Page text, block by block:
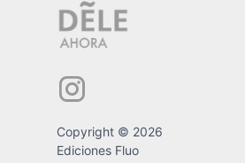
Copyright © 2026
Ediciones Fluo